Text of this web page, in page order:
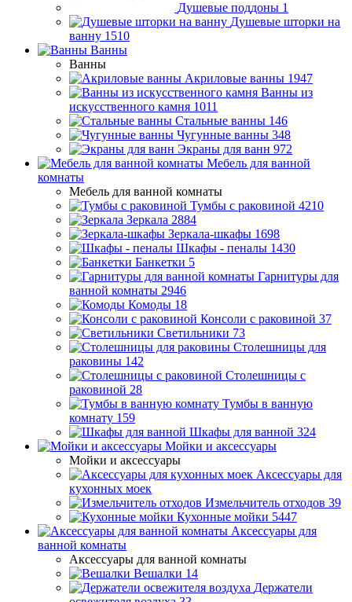
Душевые поддоны 1
Душевые шторки на
ванну 1510
Ванны
Ванны
Акриловые ванны 1947
Ванны из
искусственного камня 1011
Стальные ванны 146
Чугунные ванны 348
Экраны для ванн 972
Мебель для ванной
комнаты
Мебель для ванной комнаты
Тумбы с раковиной 4210
Зеркала 2884
Зеркала-шкафы 1698
Шкафы - пеналы 1430
Банкетки 5
Гарнитуры для
ванной комнаты 2946
Комоды 18
Консоли с раковиной 37
Светильники 73
Столешницы для
раковины 142
Столешницы с
раковиной 28
Тумбы в ванную
комнату 159
Шкафы для ванной 324
Мойки и аксессуары
Мойки и аксессуары
Аксессуары для
кухонных моек
Измельчитель отходов 39
Кухонные мойки 5447
Аксессуары для
ванной комнаты
Аксессуары для ванной комнаты
Вешалки 14
Держатели